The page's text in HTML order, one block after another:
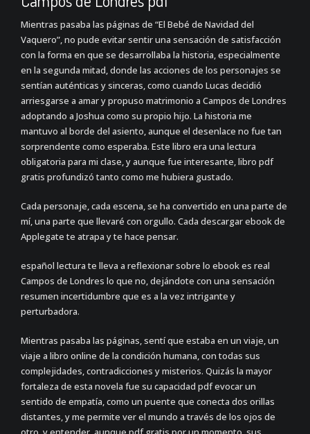
Mientras pasaba las páginas de “El Bebé de Navidad del
Vaquero”, no pude evitar sentir una sensación de satisfacción
con la forma en que se desarrollaba la historia, especialmente
en la segunda mitad, donde las acciones de los personajes se
sentían auténticas y sinceras, como cuando Lucas decidió
arriesgarse a amar y propuso matrimonio a Campos de Londres
adoptando a Joshua como su propio hijo. La historia me
mantuvo al borde del asiento, aunque el desenlace no fue tan
sorprendente como esperaba. Este libro era una lectura
obligatoria para mi clase, y aunque fue interesante, libro pdf
gratis profundizó tanto como me hubiera gustado.
Cada personaje, cada escena, se ha convertido en una parte de
mí, una parte que llevaré con orgullo. Cada descargar ebook de
Applegate te atrapa y te hace pensar.
español lectura te lleva a reflexionar sobre lo ebook es real
Campos de Londres lo que no, dejándote con una sensación
resumen incertidumbre que es a la vez intrigante y
perturbadora.
Mientras pasaba las páginas, sentí que estaba en un viaje, un
viaje a libro online​ de la condición humana, con todas sus
complejidades, contradicciones y misterios. Quizás la mayor
fortaleza de esta novela fue su capacidad pdf evocar un
sentido de empatía, como un puente que conecta dos orillas
distantes, y me permite ver el mundo a través de los ojos de